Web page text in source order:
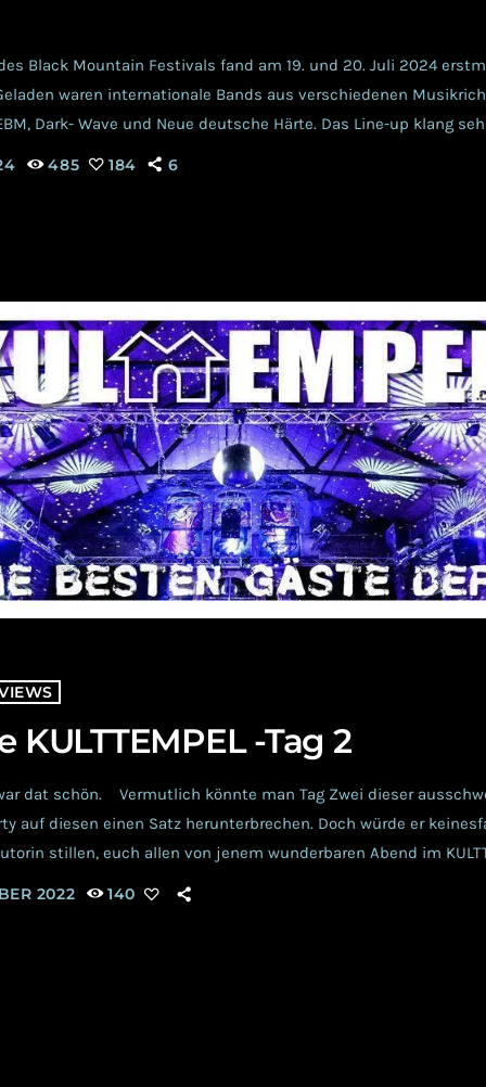
Black Mountain Festivals fand am 19. und 20. Juli 2024
waren internationale Bands aus verschiedenen
Dark- Wave und Neue deutsche Härte. Das Line-up klang
weckte Neugier und versprach neue, spannende
485 184 6
KULTTEMPEL -Tag 2
dat schön. Vermutlich könnte man Tag Zwei dieser
auf diesen einen Satz herunterbrechen. Doch würde er
stillen, euch allen von jenem wunderbaren Abend im
zu wollen. Also los geht es, ihr wollt das doch auch...
2022 140